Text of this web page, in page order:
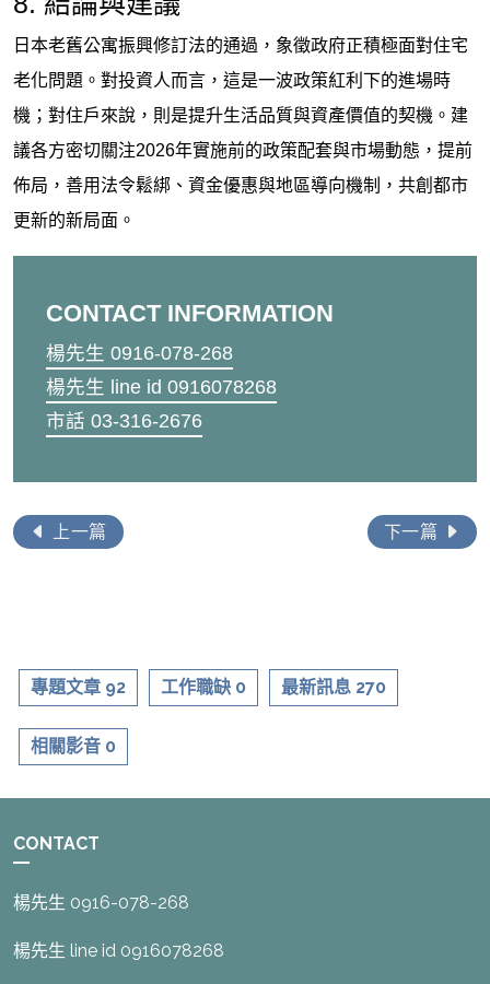
日本老舊公寓振興修訂法的通過，象徵政府正積極面對住宅
老化問題。對投資人而言，這是一波政策紅利下的進場時
機；對住戶來說，則是提升生活品質與資產價值的契機。建
議各方密切關注2026年實施前的政策配套與市場動態，提前
佈局，善用法令鬆綁、資金優惠與地區導向機制，共創都市
更新的新局面。
CONTACT INFORMATION
楊先生 0916-078-268
楊先生 line id 0916078268
市話 03-316-2676
上一篇 下一篇
專題文章 92 工作職缺 0 最新訊息 270
相關影音 0
CONTACT
楊先生 0916-078-268
楊先生 line id 0916078268